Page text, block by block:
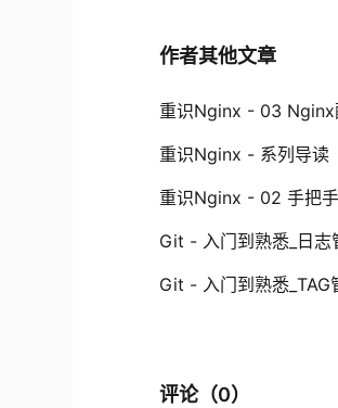
作者其他文章
重识Nginx - 03 Nginx
重识Nginx - 系列导读
重识Nginx - 02 手把
Git - 入门到熟悉_日志
Git - 入门到熟悉_TAG
评论（0）